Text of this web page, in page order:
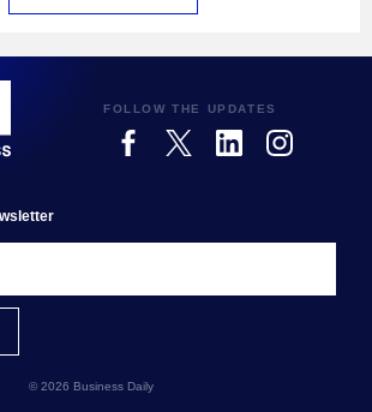
FOLLOW THE UPDATES
© 2026 Business Daily